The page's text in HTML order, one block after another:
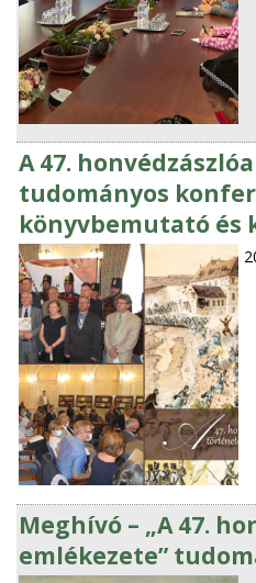
A 47.
tudományos
könyvbemutató és
Meghívó – „A 47.
emlékezete”